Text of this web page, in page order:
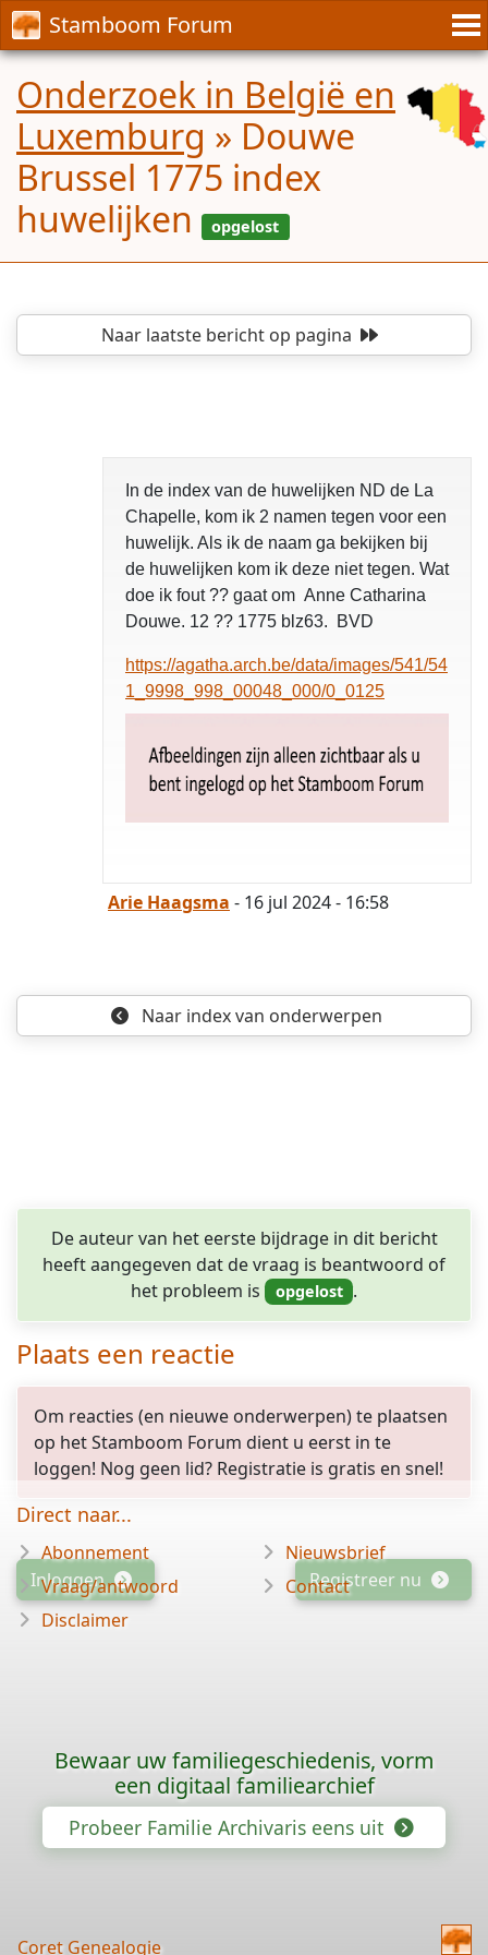
Stamboom Forum
Onderzoek in België en
Luxemburg » Douwe
Brussel 1775 index
huwelijken
Naar laatste berichtop pagina
In de index van de huwelijken ND de La
Chapelle, kom ik 2 namen tegen voor een
huwelijk. Als ik de naam ga bekijken bij
de huwelijken kom ik deze niet tegen. Wat
doe ik fout ?? gaat om Anne Catharina
Douwe. 12 ?? 1775 blz63. BVD
https://agatha.arch.be/data/images/541/54
1_9998_998_00048_000/0_0125
Arie Haagsma - 16 jul 2024 - 16:58
Naar indexvan onderwerpen
De auteur van het eerste bijdrage in dit bericht
heeft aangegeven dat de vraag is beantwoord of
het probleem is
.
Plaats een reactie
Om reacties (en nieuwe onderwerpen) te plaatsen
op het Stamboom Forum dient u eerst in te
loggen! Nog geen lid? Registratie is gratis en snel!
Inloggen Registreer nu
Direct naar...
Abonnement
Vraag/antwoord
Disclaimer
Nieuwsbrief
Contact
Bewaar uw familiegeschiedenis, vorm
een digitaal familiearchief
Probeer Familie Archivaris eens uit
Coret Genealogie